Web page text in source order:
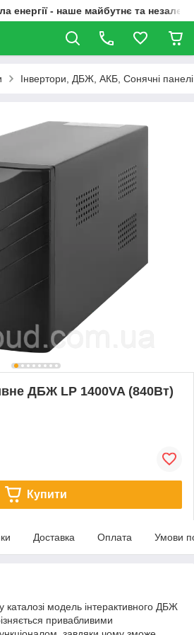
енергії - наше майбутнє та
Інвертори, ДБЖ, АКБ, Сонячні
ДБЖ LP 1400VA (840Вт)
Купити
Доставка Оплата Умови
модель інтерактивного ДБЖ
привабливими